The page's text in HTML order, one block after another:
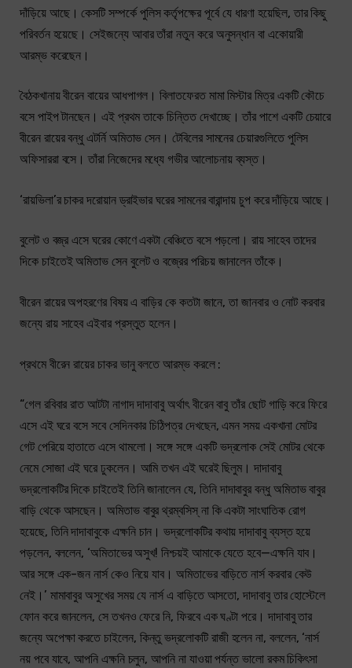
দাঁড়িয়ে আছে। কেসটি সম্পর্কে পুলিস কর্তৃপক্ষের পূর্বে যে ধারণা হয়েছিল, তার কিছু
পরিবর্তন হয়েছে। সেইজন্যে আবার তাঁরা নতুন করে অনুসন্ধান বা একোয়ারী
আরম্ভ করেছেন।
বৈঠকখানায় বীরেন বায়ের আধপাগল। বিলাতফেরত মামা মিস্টার মিত্র একটি কৌচে
বসে পাইপ টানছেন। এই প্রথম তাকে চিন্তিত দেখাচ্ছে। তাঁর পাশে একটি চেয়ারে
বীরেন রায়ের বন্ধু এটর্নি অমিতাভ সেন। টেবিলের সামনের চেয়ারগুলিতে পুলিস
অফিসাররা বসে। তাঁরা নিজেদের মধ্যে গভীর আলোচনায় ব্যস্ত।
‘রায়ভিলা’র চাকর দরোয়ান ড্রাইভার ঘরের সামনের বারান্দায় চুপ করে দাঁড়িয়ে আছে।
বুলেট ও বজ্র এসে ঘরের কোণে একটা বেঞ্চিতে বসে পড়লো। রায় সাহেব তাদের
দিকে চাইতেই অমিতাভ সেন বুলেট ও বজ্রের পরিচয় জানালেন তাঁকে।
বীরেন রায়ের অপহরণের বিষয় এ বাড়ির কে কতটা জানে, তা জানবার ও নোট করবার
জন্যে রায় সাহেব এইবার প্রস্তুত হলেন।
প্রথমে বীরেন রায়ের চাকর ভানু বলতে আরম্ভ করলে :
“গেল রবিবার রাত আটটা নাগাদ দাদাবাবু অর্থাৎ বীরেন বাবু তাঁর ছোট গাড়ি করে ফিরে
এসে এই ঘরে বসে সবে সেদিনকার চিঠিপত্র দেখছেন, এমন সময় একখানা মোটর
গেট পেরিয়ে হাতাতে এসে থামলো। সঙ্গে সঙ্গে একটি ভদ্রলোক সেই মোটর থেকে
নেমে সোজা এই ঘরে ঢুকলেন। আমি তখন এই ঘরেই ছিলুম। দাদাবাবু
ভদ্রলোকটির দিকে চাইতেই তিনি জানালেন যে, তিনি দাদাবাবুর বন্ধু অমিতাভ বাবুর
বাড়ি থেকে আসছেন। অমিতাভ বাবুর থ্রম্বসিস্ না কি একটা সাংঘাতিক রোগ
হয়েছে, তিনি দাদাবাবুকে এক্ষনি চান। ভদ্রলোকটির কথায় দাদাবাবু ব্যস্ত হয়ে
পড়লেন, বললেন, ‘অমিতাভের অসুখ! নিশ্চয়ই আমাকে যেতে হবে—এক্ষনি যাব।
আর সঙ্গে এক-জন নার্স কেও নিয়ে যাব। অমিতাভের বাড়িতে নার্স করবার কেউ
নেই।’ মামাবাবুর অসুখের সময় যে নার্স এ বাড়িতে আসতো, দাদাবাবু তার হোস্টেলে
ফোন করে জানলেন, সে তখনও ফেরে নি, ফিরবে এক ঘণ্টা পরে। দাদাবাবু তার
জন্যে অপেক্ষা করতে চাইলেন, কিন্তু ভদ্রলোকটি রাজী হলেন না, বললেন, ‘নার্স
নয় পবে যাবে, আপনি এক্ষনি চলুন, আপনি না যাওয়া পর্যন্ত ভালো রকম চিকিৎসা